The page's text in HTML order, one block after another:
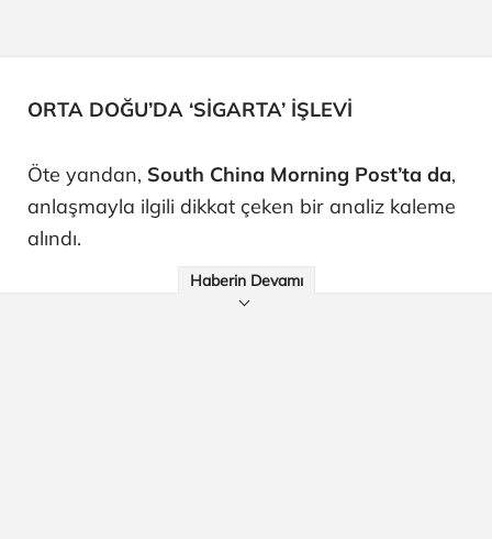
ORTA DOĞU’DA ‘SİGARTA’ İŞLEVİ
Öte yandan, South China Morning Post’ta da,
anlaşmayla ilgili dikkat çeken bir analiz kaleme
alındı.
Haberin Devamı